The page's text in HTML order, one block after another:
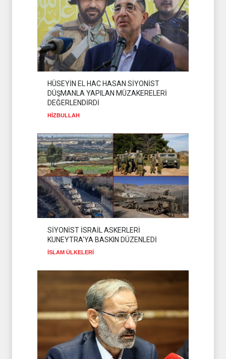
HÜSEYİN EL HAC HASAN SİYONİST
DÜŞMANLA YAPILAN MÜZAKERELERİ
DEĞERLENDİRDİ
HİZBULLAH
SİYONİST İSRAİL ASKERLERİ
KUNEYTRA'YA BASKIN DÜZENLEDİ
İSLAM ÜLKELERİ